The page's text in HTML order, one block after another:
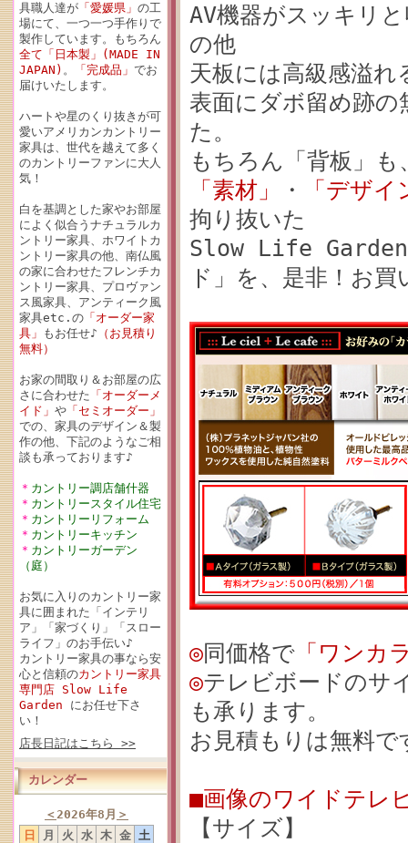
具職人達が 「愛媛県」 の工
場にて、一つ一つ手作りで
製作しています。もちろん
全て「日本製」(MADE IN
JAPAN) 。 「完成品」 でお
届けいたします。
ハートや星のくり抜きが可
愛いアメリカンカントリー
家具は、世代を越えて多く
のカントリーファンに大人
気！
白を基調とした家やお部屋
によく似合うナチュラルカ
ントリー家具、ホワイトカ
ントリー家具の他、南仏風
の家に合わせたフレンチカ
ントリー家具、プロヴァン
ス風家具、アンティーク風
家具etc.の 「オーダー家
具」 もお任せ♪ （お見積り
無料）
お家の間取り＆お部屋の広
さに合わせた 「オーダーメ
イド」 や 「セミオーダー」
での、家具のデザイン＆製
作の他、下記のようなご相
談も承っております♪
＊ カントリー調店舗什器
＊ カントリースタイル住宅
＊ カントリーリフォーム
＊ カントリーキッチン
＊ カントリーガーデン
（庭）
お気に入りのカントリー家
具に囲まれた「インテリ
ア」「家づくり」「スロー
ライフ」のお手伝い♪
カントリー家具の事なら安
心と信頼のカントリー家具
専門店 Slow Life
Garden にお任せ下さ
い！
店長日記はこちら >>
カレンダー
＜2026年8月 ＞
日
月 火 水 木 金 土
AV機器がスッキリ
の他
天板には高級感溢れ
表面にダボ留め跡
た。
もちろん「背板」
「素材」
・
「デザイ
拘り抜いた
Slow Life Garden
ド」を、是非！お
◎同価格で 「ワンカ
◎テレビボードのサ
も承ります。
お見積もりは無料
■画像のワイドテレ
【サイズ】